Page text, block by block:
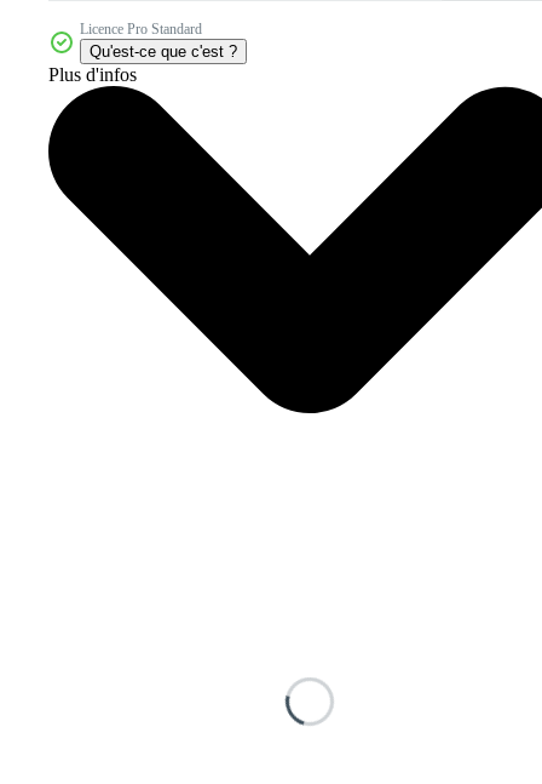
Licence Pro Standard
Qu'est-ce que c'est ?
Plus d'infos